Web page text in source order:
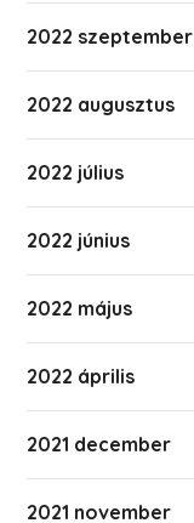
2022 szeptember
2022 augusztus
2022 július
2022 június
2022 május
2022 április
2021 december
2021 november